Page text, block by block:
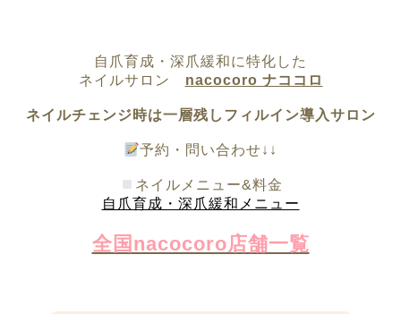
自爪育成・深爪緩和に特化した
ネイルサロン nacocoro ナココロ
ネイルチェンジ時は一層残しフィルイン導入サロン
予約・問い合わせ↓↓
ネイルメニュー&料金
自爪育成・深爪緩和メニュー
全国nacocoro店舗一覧